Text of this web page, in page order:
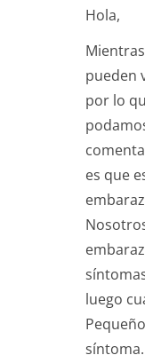
Hola,
pueden
por lo
es que
luego